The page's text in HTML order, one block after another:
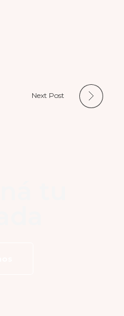
Next Post